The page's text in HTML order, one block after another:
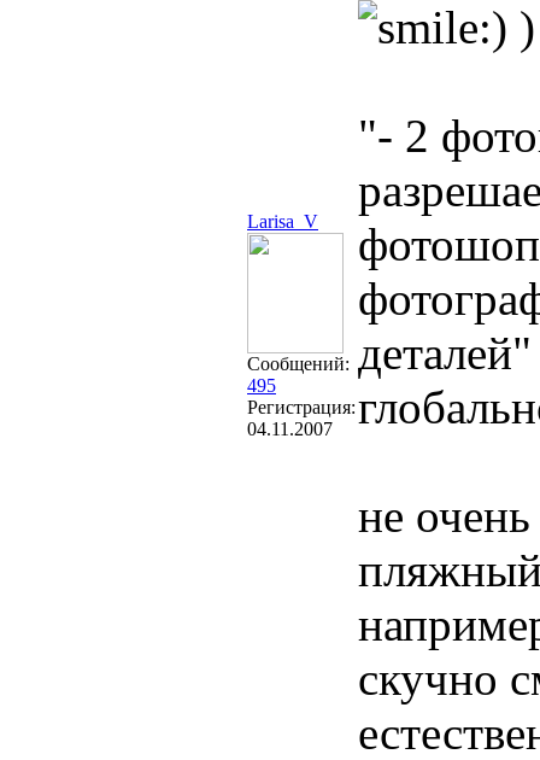
Larisa_V
Сообщений:
495
Регистрация:
04.11.2007
)
"- 2
не
пляжный
скучно